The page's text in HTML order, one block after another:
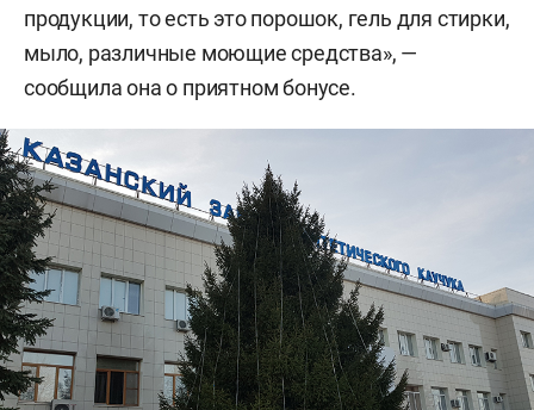
продукции, то есть это порошок, гель для стирки,
мыло, различные моющие средства», —
сообщила она о приятном бонусе.